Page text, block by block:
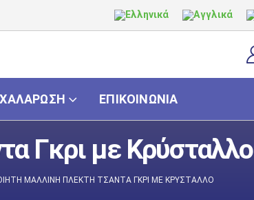
ΧΑΛΆΡΩΣΗ ΕΠΙΚΟΙΝΩΝΊΑ
Γκρι με Κρύσταλλο
ΜΆΛΛΙΝΗ ΠΛΕΚΤΉ ΤΣΆΝΤΑ ΓΚΡΙ ΜΕ ΚΡΎΣΤΑΛΛΟ